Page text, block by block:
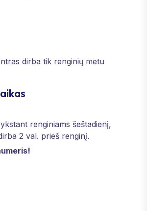
dirba tik renginių metu
renginiams šeštadienį,
2 val. prieš renginį.